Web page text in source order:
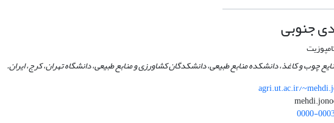
جنوبی
چوب و کاغذ، دانشکده منابع طبیعی، دانشکدگان کشاورزی و منابع طبیعی، دانشگاه تهران، کرج، ایران.
agri.ut.ac.ir/
0000-